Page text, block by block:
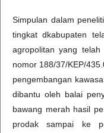
Simpulan dalam
tingkat dkabupaten
agropolitan yang
nomor 188/37/KEP/
pengembangan
dibantu oleh balai
bawang merah hasil
prodak sampai ke